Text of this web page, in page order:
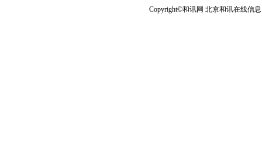
Copyright©和讯网 北京和讯在线信